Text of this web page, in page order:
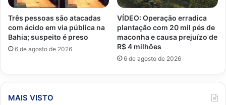
Três pessoas são atacadas
com ácido em via pública na
Bahia; suspeito é preso
6 de agosto de 2026
VÍDEO: Operação erradica
plantação com 20 mil pés de
maconha e causa prejuízo de
R$ 4 milhões
6 de agosto de 2026
MAIS VISTO